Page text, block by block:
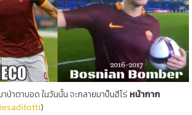
าป่าตาบอด ในวันนั้น จะกลายมาป็นฮีโร่ หน้ากาก
)